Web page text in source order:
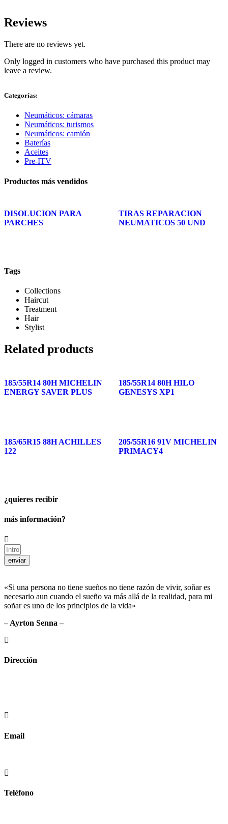
Reviews
There are no reviews yet.
Only logged in customers who have purchased this product may
leave a review.
Categorías:
Neumáticos: cámaras
Neumáticos: turismos
Neumáticos: camión
Baterías
Aceites
Pre-ITV
Productos más vendidos
DISOLUCION PARA
PARCHES
TIRAS REPARACION
NEUMATICOS 50 UND
Tags
Collections
Haircut
Treatment
Hair
Stylist
Related products
185/55R14 80H MICHELIN
ENERGY SAVER PLUS
185/55R14 80H HILO
GENESYS XP1
185/65R15 88H ACHILLES
122
205/55R16 91V MICHELIN
PRIMACY4
¿quieres recibir
más información?
enviar
«Si una persona no tiene sueños no tiene razón de vivir, soñar es
necesario aun cuando el sueño va más allá de la realidad, para mi
soñar es uno de los principios de la vida»
– Ayrton Senna –
Dirección
Email
Teléfono